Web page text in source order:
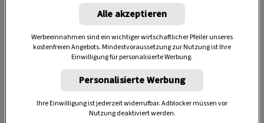
Alle akzeptieren
Werbeeinnahmen sind ein wichtiger wirtschaftlicher Pfeiler unseres
kostenfreien Angebots. Mindestvoraussetzung zur Nutzung ist Ihre
Einwilligung für personalisierte Werbung.
Personalisierte Werbung
Ihre Einwilligung ist jederzeit widerrufbar. Adblocker müssen vor
Nutzung deaktiviert werden.